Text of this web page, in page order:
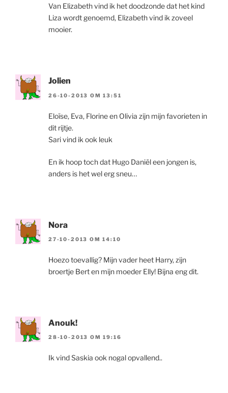
Van Elizabeth vind ik het doodzonde dat het kind
Liza wordt genoemd, Elizabeth vind ik zoveel
mooier.
Jolien
26-10-2013 OM 13:51
Eloïse, Eva, Florine en Olivia zijn mijn favorieten in
dit rijtje.
Sari vind ik ook leuk
En ik hoop toch dat Hugo Daniël een jongen is,
anders is het wel erg sneu…
Nora
27-10-2013 OM 14:10
Hoezo toevallig? Mijn vader heet Harry, zijn
broertje Bert en mijn moeder Elly! Bijna eng dit.
Anouk!
28-10-2013 OM 19:16
Ik vind Saskia ook nogal opvallend..